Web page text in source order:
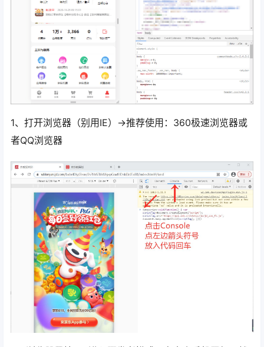
1、打开浏览器（别用IE）->推荐使用：360极速浏览器或
者QQ浏览器